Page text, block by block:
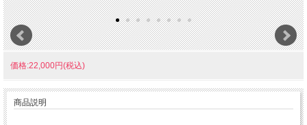
価格:22,000円(税込)
商品説明